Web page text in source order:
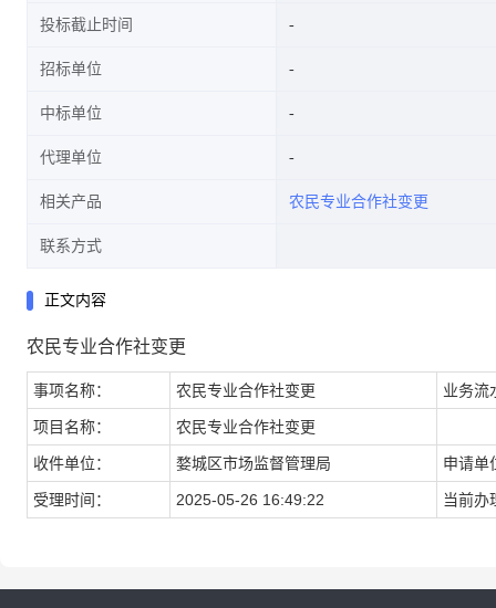
投标截止时间
招标单位
中标单位
代理单位
相关产品 农民专业合作社变更
联系方式
正文内容
农民专业合作社变更
事项名称： 农民专业合作社变更 业务流
项目名称： 农民专业合作社变更
收件单位： 婺城区市场监督管理局 申请单
受理时间： 2025-05-26 16:49:22 当前办